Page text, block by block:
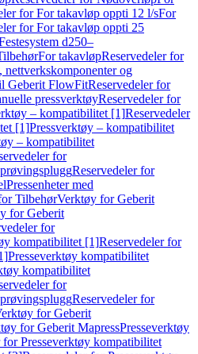
for For takavløp oppti 12 l/sFor
for For takavløp oppti 25
d250–
For takavløpReservedeler for
nettverkskomponenter og
Geberit FlowFitReservedeler for
pressverktøyReservedeler for
– kompatibilitet [1]Reservedeler
[1]Pressverktøy – kompatibilitet
– kompatibilitet
for
Reservedeler for
Pressenheter med
TilbehørVerktøy for Geberit
for Geberit
for
kompatibilitet [1]Reservedeler for
Presseverktøy kompatibilitet
kompatibilitet
for
Reservedeler for
for Geberit
for Geberit MapressPresseverktøy
for Presseverktøy kompatibilitet